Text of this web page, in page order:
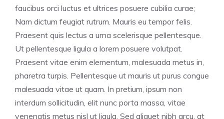
faucibus orci luctus et ultrices posuere cubilia curae;
Nam dictum feugiat rutrum. Mauris eu tempor felis.
Praesent quis lectus a urna scelerisque pellentesque.
Ut pellentesque ligula a lorem posuere volutpat.
Praesent vitae enim elementum, malesuada metus in,
pharetra turpis. Pellentesque ut mauris ut purus congue
malesuada vitae ut quam. In pretium, ipsum non
interdum sollicitudin, elit nunc porta massa, vitae
venenatis metus nisl ut ligula. Sed aliquet nibh arcu, at